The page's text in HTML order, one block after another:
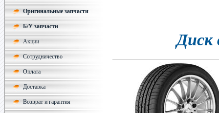
Оригинальные запчасти
Б/У запчасти
Акции
Сотрудничество
Оплата
Доставка
Возврат и гарантия
Диск